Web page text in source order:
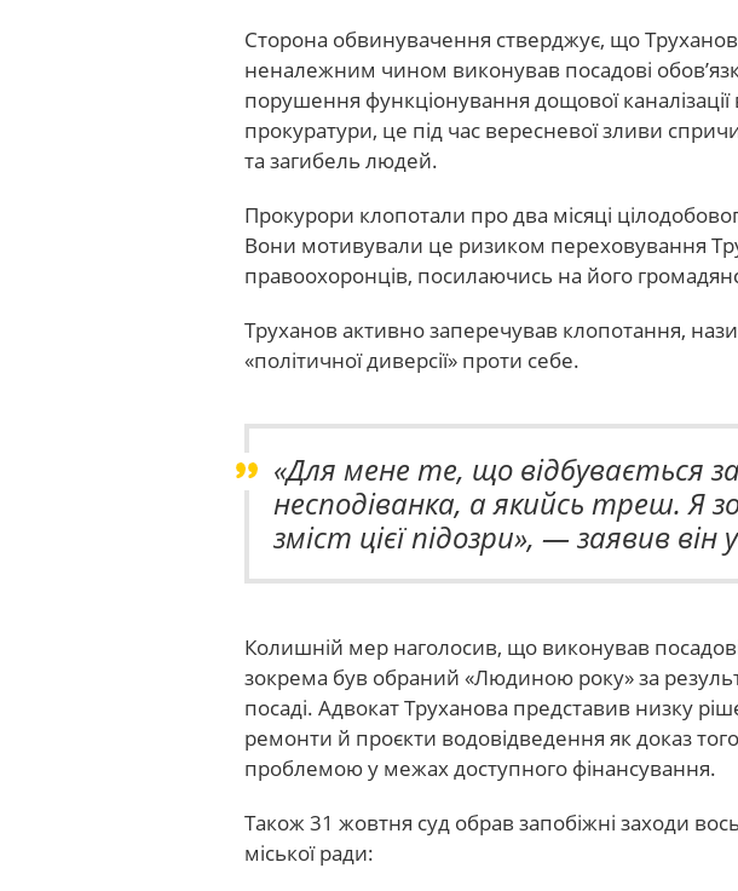
Сторона обвинувачення стверджує, що Труханов
неналежним чином виконував посадові
порушення функціонування дощової каналізації
прокуратури, це під час вересневої зливи
та загибель людей.
Прокурори клопотали про два місяці
Вони мотивували це ризиком переховування
правоохоронців, посилаючись на його
Труханов активно заперечував клопотання,
«політичної диверсії» проти себе.
Для мене те, що відбувається
несподіванка, а якийсь треш. Я
зміст цієї підозри , — заявив він у
Колишній мер наголосив, що виконував посадові
зокрема був обраний «Людиною року» за
посаді. Адвокат Труханова представив низку
ремонти й проєкти водовідведення як доказ
проблемою у межах доступного фінансування.
Також 31 жовтня суд обрав запобіжні заходи
міської ради: